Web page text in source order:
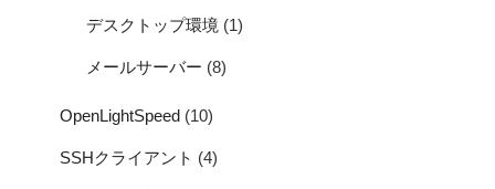
デスクトップ環境 (1)
メールサーバー (8)
OpenLightSpeed (10)
SSHクライアント (4)